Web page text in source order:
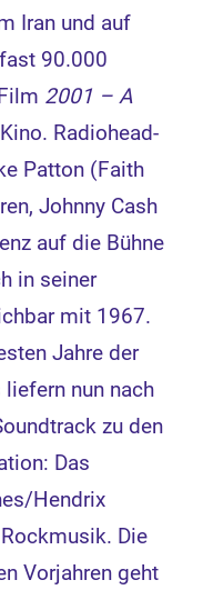
Iran und auf
90.000
2001 – A
Radiohead-
Patton (Faith
Johnny Cash
auf die Bühne
in seiner
mit 1967.
Jahre der
liefern nun nach
zu den
Das
Hendrix
Die
Vorjahren geht